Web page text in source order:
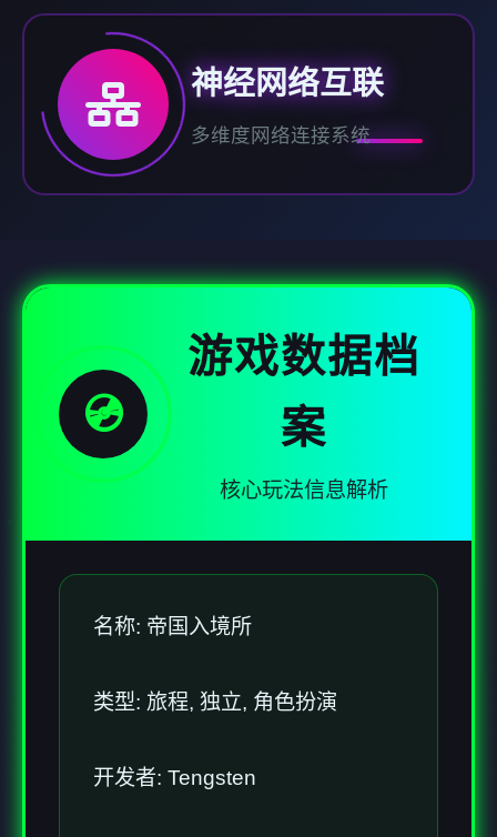
神经网络互联
多维度网络连接系统
💿
游戏数据档
案
核心玩法信息解析
名称: 帝国入境所
类型: 旅程, 独立, 角色扮演
开发者: Tengsten